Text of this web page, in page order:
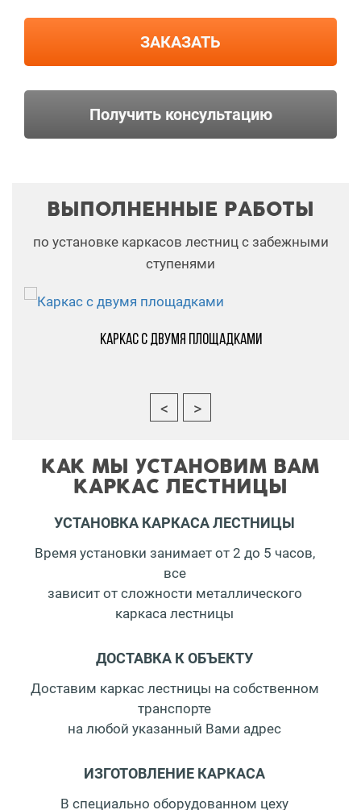
ЗАКАЗАТЬ
Получить консультацию
ВЫПОЛНЕННЫЕ РАБОТЫ
по установке каркасов лестниц с забежными
ступенями
Каркас с двумя площадками
КАК МЫ УСТАНОВИМ ВАМ
КАРКАС ЛЕСТНИЦЫ
УСТАНОВКА КАРКАСА ЛЕСТНИЦЫ
Время установки занимает от 2 до 5 часов,
все
зависит от сложности металлического
каркаса лестницы
ДОСТАВКА К ОБЪЕКТУ
Доставим каркас лестницы на собственном
транспорте
на любой указанный Вами адрес
ИЗГОТОВЛЕНИЕ КАРКАСА
В специально оборудованном цеху